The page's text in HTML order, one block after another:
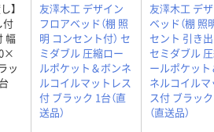
】
付
幅
ッ
友澤木工 デザイン
フロアベッド（棚 照
明 コンセント付） セ
ミダブル 圧縮ロー
ルポケット＆ボンネ
ルコイルマットレス
付 ブラック 1台（直
送品）
友澤木工 デ
ベッド（棚 照
セント 引き出
セミダブル
ールポケッ
ネルコイル
ス付 ブラッ
（直送品）